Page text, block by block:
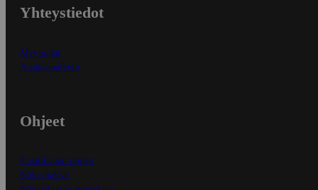
Yhteystiedot
Myymälät
Asiakaspalvelu
Ohjeet
Ensitilaajan ohjeet
Näin maksat